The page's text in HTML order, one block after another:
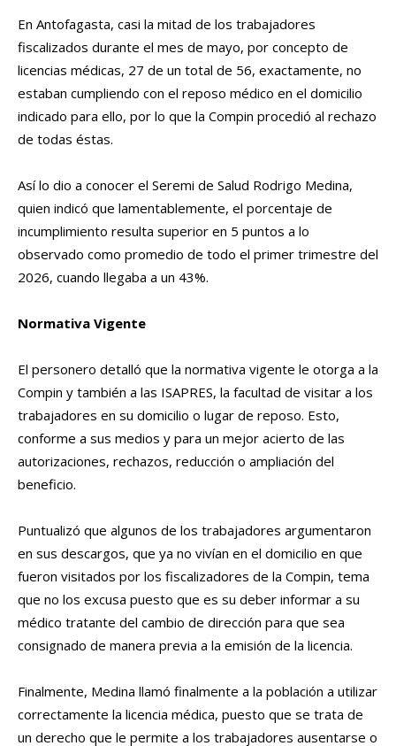
En Antofagasta, casi la mitad de los trabajadores
fiscalizados durante el mes de mayo, por concepto de
licencias médicas, 27 de un total de 56, exactamente, no
estaban cumpliendo con el reposo médico en el domicilio
indicado para ello, por lo que la Compin procedió al rechazo
de todas éstas.
Así lo dio a conocer el Seremi de Salud Rodrigo Medina,
quien indicó que lamentablemente, el porcentaje de
incumplimiento resulta superior en 5 puntos a lo
observado como promedio de todo el primer trimestre del
2026, cuando llegaba a un 43%.
Normativa Vigente
El personero detalló que la normativa vigente le otorga a la
Compin y también a las ISAPRES, la facultad de visitar a los
trabajadores en su domicilio o lugar de reposo. Esto,
conforme a sus medios y para un mejor acierto de las
autorizaciones, rechazos, reducción o ampliación del
beneficio.
Puntualizó que algunos de los trabajadores argumentaron
en sus descargos, que ya no vivían en el domicilio en que
fueron visitados por los fiscalizadores de la Compin, tema
que no los excusa puesto que es su deber informar a su
médico tratante del cambio de dirección para que sea
consignado de manera previa a la emisión de la licencia.
Finalmente, Medina llamó finalmente a la población a utilizar
correctamente la licencia médica, puesto que se trata de
un derecho que le permite a los trabajadores ausentarse o